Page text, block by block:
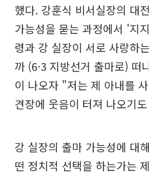
했다. 강훈식 비서실장의 대
가능성을 묻는 과정에서 '지
령과 강 실장이 서로 사랑하
까 (6·3 지방선거 출마로) 떠
이 나오자 "저는 제 아내를
견장에 웃음이 터져 나오기
강 실장의 출마 가능성에 대
떤 정치적 선택을 하는가는